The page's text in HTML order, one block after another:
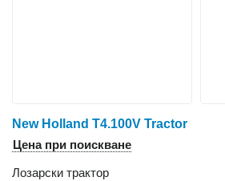
New Holland T4.100V Tractor
Цена при поискване
Лозарски трактор